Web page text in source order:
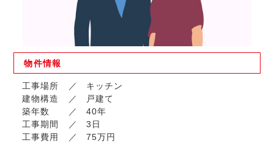
物件情報
工事場所
キッチン
建物構造
戸建て
築年数
40年
工事期間
3日
工事費用
75万円